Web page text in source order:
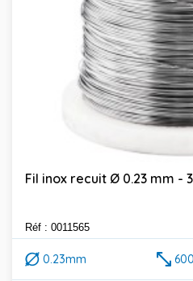
Fil inox recuit Ø 0.23 mm -
Réf : 0011565
0.23mm